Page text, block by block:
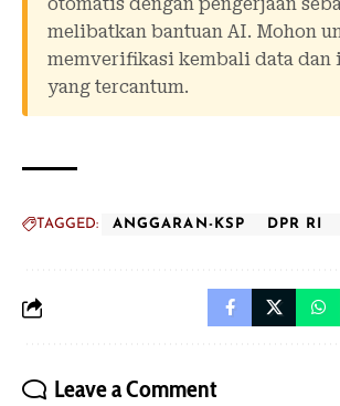
melibatkan bantuan AI. Mohon
memverifikasi kembali data dan
yang tercantum.
TAGGED: ANGGARAN-KSP DPR RI
Leave a Comment